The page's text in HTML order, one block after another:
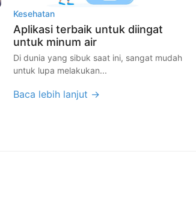
Kesehatan
Aplikasi terbaik untuk diingat
untuk minum air
Di dunia yang sibuk saat ini, sangat mudah
untuk lupa melakukan...
Baca lebih lanjut →